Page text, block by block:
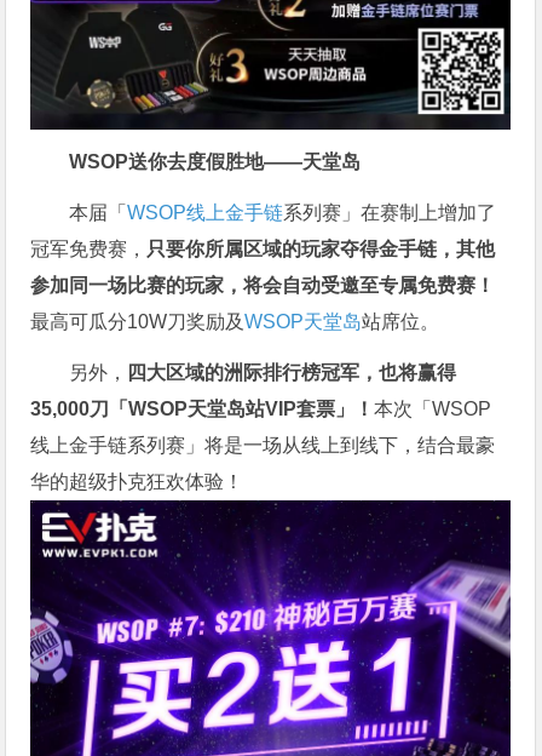
WSOP送你去度假胜地——天堂岛
本届「WSOP线上金手链系列赛」在赛制上增加了
冠军免费赛， 只要你所属区域的玩家夺得金手链，其他
参加同一场比赛的玩家，将会自动受邀至专属免费赛！
最高可瓜分10W刀奖励及WSOP天堂岛站席位。
另外， 四大区域的洲际排行榜冠军，也将赢得
35,000刀「WSOP天堂岛站VIP套票」！本次「WSOP
线上金手链系列赛」将是一场从线上到线下，结合最豪
华的超级扑克狂欢体验！